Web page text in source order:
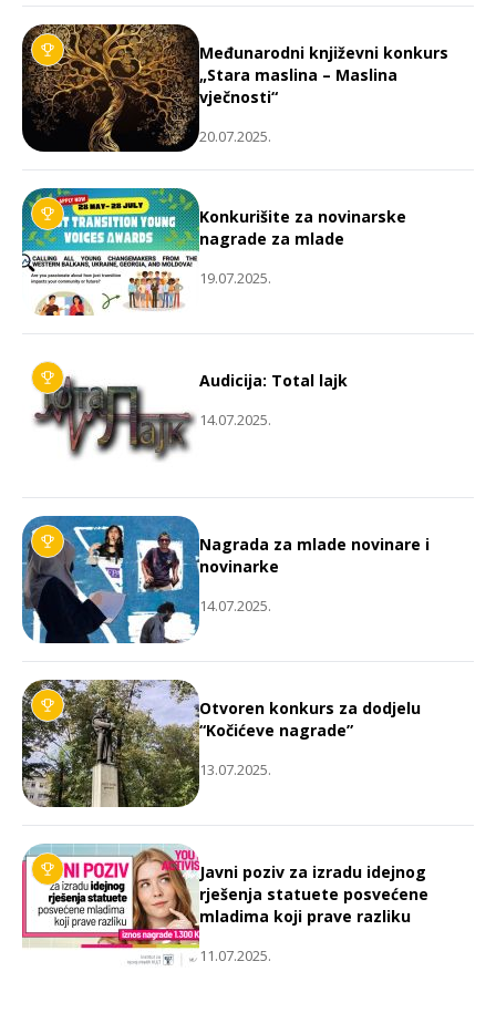
Međunarodni književni konkurs
„Stara maslina – Maslina
vječnosti“
20.07.2025.
Konkurišite za novinarske
nagrade za mlade
19.07.2025.
Audicija: Total lajk
14.07.2025.
Nagrada za mlade novinare i
novinarke
14.07.2025.
Otvoren konkurs za dodjelu
“Kočićeve nagrade”
13.07.2025.
Javni poziv za izradu idejnog
rješenja statuete posvećene
mladima koji prave razliku
11.07.2025.